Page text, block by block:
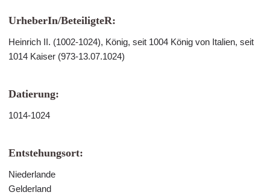
UrheberIn/BeteiligteR:
Heinrich II. (1002-1024), König, seit 1004 König von Italien, seit
1014 Kaiser (973-13.07.1024)
Datierung:
1014-1024
Entstehungsort:
Niederlande
Gelderland